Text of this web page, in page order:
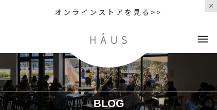
オンラインストアを見る>>
BLOG